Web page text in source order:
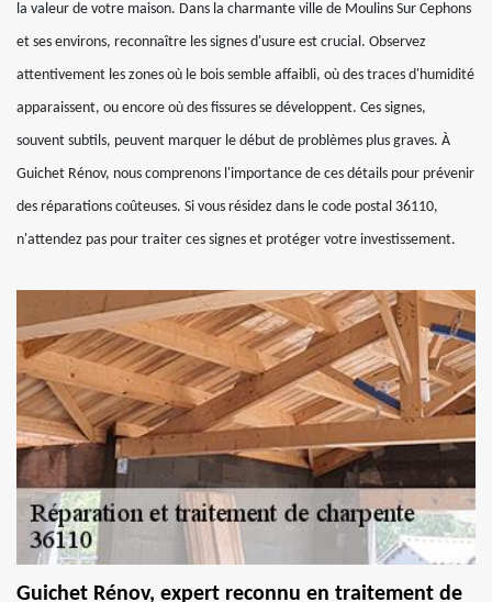
la valeur de votre maison. Dans la charmante ville de Moulins Sur Cephons
et ses environs, reconnaître les signes d'usure est crucial. Observez
attentivement les zones où le bois semble affaibli, où des traces d'humidité
apparaissent, ou encore où des fissures se développent. Ces signes,
souvent subtils, peuvent marquer le début de problèmes plus graves. À
Guichet Rénov, nous comprenons l'importance de ces détails pour prévenir
des réparations coûteuses. Si vous résidez dans le code postal 36110,
n'attendez pas pour traiter ces signes et protéger votre investissement.
Guichet Rénov, expert reconnu en traitement de